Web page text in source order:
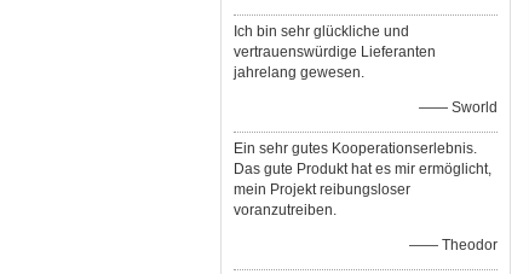
Ich bin sehr glückliche und
vertrauenswürdige Lieferanten
jahrelang gewesen.
—— Sworld
Ein sehr gutes Kooperationserlebnis.
Das gute Produkt hat es mir ermöglicht,
mein Projekt reibungsloser
voranzutreiben.
—— Theodor